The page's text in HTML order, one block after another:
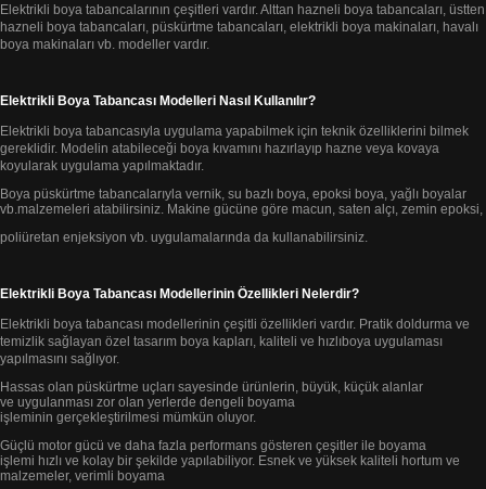
Elektrikli boya tabancalarının çeşitleri vardır. Alttan hazneli boya tabancaları, üstten
hazneli boya tabancaları, püskürtme tabancaları, elektrikli boya makinaları, havalı
boya makinaları vb. modeller vardır.
Elektrikli Boya Tabancası Modelleri Nasıl Kullanılır?
Elektrikli boya tabancasıyla uygulama yapabilmek için teknik özelliklerini bilmek
gereklidir. Modelin atabileceği boya kıvamını hazırlayıp hazne veya kovaya
koyularak uygulama yapılmaktadır.
Boya püskürtme tabancalarıyla vernik, su bazlı boya, epoksi boya, yağlı boyalar
vb. malzemeleri atabilirsiniz. Makine gücüne göre macun, saten alçı, zemin epoksi,
poliüretan enjeksiyon vb. uygulamalarında da kullanabilirsiniz.
Elektrikli Boya Tabancası Modellerinin Özellikleri Nelerdir?
Elektrikli boya tabancası modellerinin çeşitli özellikleri vardır. Pratik doldurma ve
temizlik sağlayan özel tasarım boya kapları, kaliteli ve hızlıboya uygulaması
yapılmasını sağlıyor.
Hassas olan püskürtme uçları sayesinde ürünlerin, büyük, küçük alanlar
ve uygulanması zor olan yerlerde dengeli boyama
işleminin gerçekleştirilmesi mümkün oluyor.
Güçlü motor gücü ve daha fazla performans gösteren çeşitler ile boyama
işlemi hızlı ve kolay bir şekilde yapılabiliyor. Esnek ve yüksek kaliteli hortum ve
malzemeler, verimli boyama